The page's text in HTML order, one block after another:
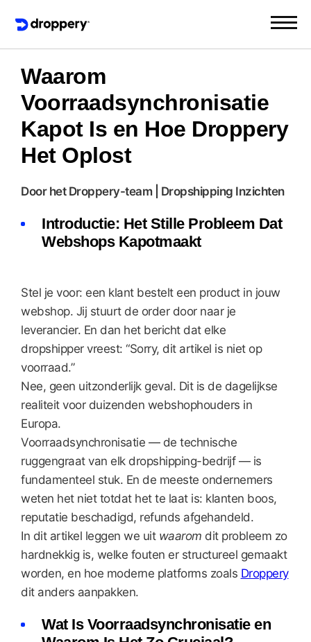
Waarom
Voorraadsynchronisatie
Kapot Is en Hoe Droppery
Het Oplost
Door het Droppery-team | Dropshipping Inzichten
Introductie: Het Stille Probleem Dat
Webshops Kapotmaakt
Stel je voor: een klant bestelt een product in jouw
webshop. Jij stuurt de order door naar je
leverancier. En dan het bericht dat elke
dropshipper vreest: “Sorry, dit artikel is niet op
voorraad.”
Nee, geen uitzonderlijk geval. Dit is de dagelijkse
realiteit voor duizenden webshophouders in
Europa.
Voorraadsynchronisatie — de technische
ruggengraat van elk dropshipping-bedrijf — is
fundamenteel stuk. En de meeste ondernemers
weten het niet totdat het te laat is: klanten boos,
reputatie beschadigd, refunds afgehandeld.
In dit artikel leggen we uit waarom dit probleem zo
hardnekkig is, welke fouten er structureel gemaakt
worden, en hoe moderne platforms zoals Droppery
dit anders aanpakken.
Wat Is Voorraadsynchronisatie en